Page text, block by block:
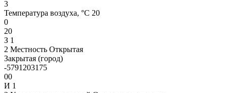
3
Температура воздуха, °С 20
0
20
З 1
2 Местность Открытая
Закрытая (город)
-5791203175
00
И 1